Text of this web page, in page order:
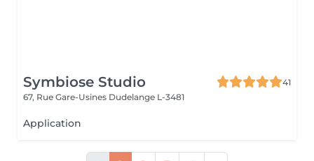
Symbiose Studio
41
67, Rue Gare-Usines Dudelange L-3481
Application